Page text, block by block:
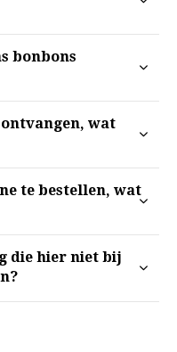
bonbons
wat
te bestellen, wat
die hier niet bij